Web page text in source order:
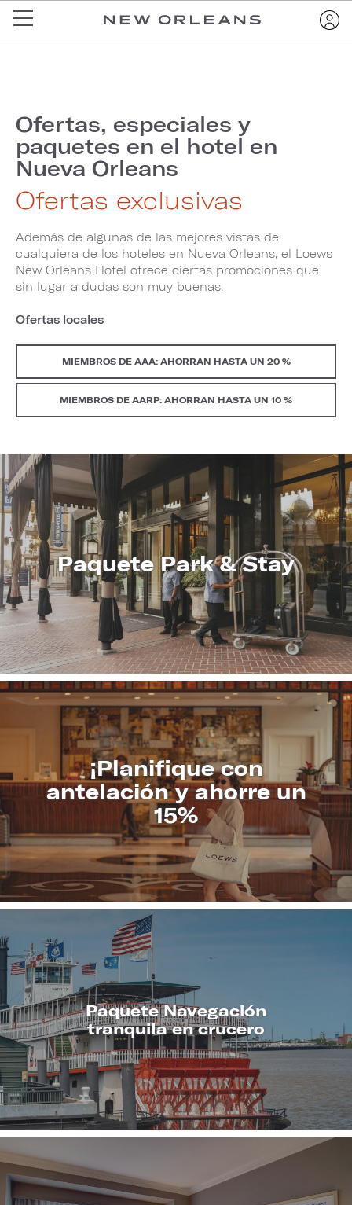
Ofertas, especiales y
paquetes en el hotel en
Nueva Orleans
Ofertas exclusivas
Además de algunas de las mejores vistas de
cualquiera de los hoteles en Nueva Orleans, el Loews
New Orleans Hotel ofrece ciertas promociones que
sin lugar a dudas son muy buenas.
Ofertas locales
MIEMBROS DE AAA: AHORRAN HASTA UN 20 %
MIEMBROS DE AARP: AHORRAN HASTA UN 10 %
Paquete Park & Stay
CONOZCA
MÁS
¡Planifique con
antelación y ahorre un
15%
CONOZCA
MÁS
Paquete Navegación
tranquila en crucero
CONOZCA
MÁS